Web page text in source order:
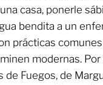
casa, ponerle
bendita a un
prácticas
modernas. Por
de Fuegos, de